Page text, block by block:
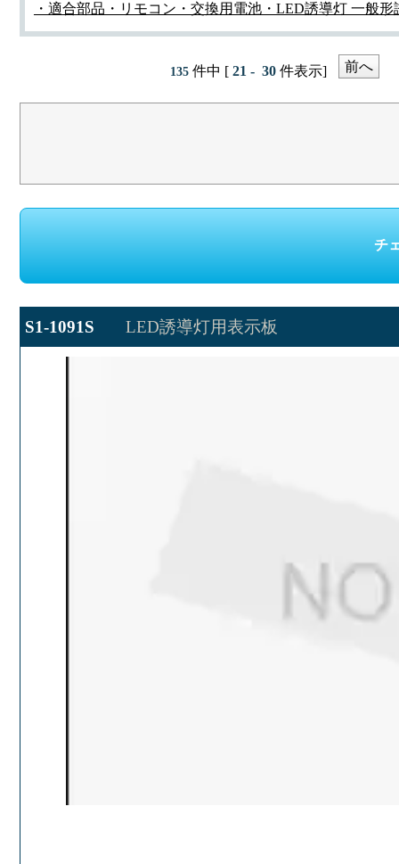
・適合部品・リモコン・交換用電池・LED誘導灯 一般形
135件中 [21 - 30件表示] 前へ
S1-1091S LED誘導灯用表示板